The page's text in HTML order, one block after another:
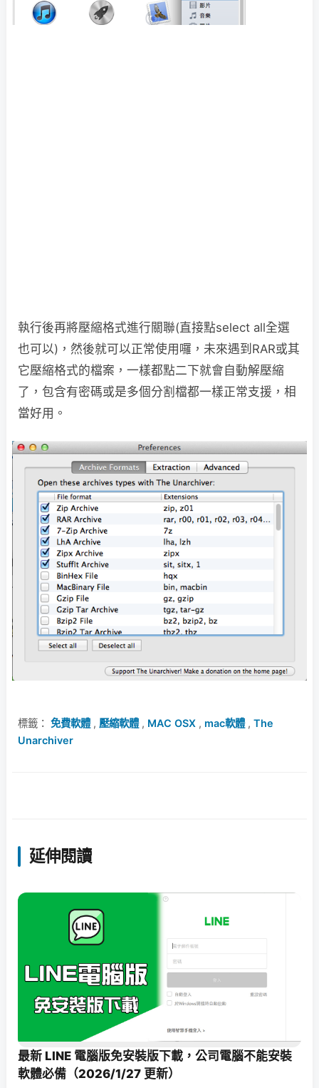
執行後再將壓縮格式進行關聯(直接點select all全選
也可以)，然後就可以正常使用囉，未來遇到RAR或其
它壓縮格式的檔案，一樣都點二下就會自動解壓縮
了，包含有密碼或是多個分割檔都一樣正常支援，相
當好用。
標籤： 免費軟體, 壓縮軟體, MAC OSX , mac軟體, The
Unarchiver
延伸閱讀
最新 LINE 電腦版免安裝版下載，公司電腦不能安裝
軟體必備（2026/1/27 更新）